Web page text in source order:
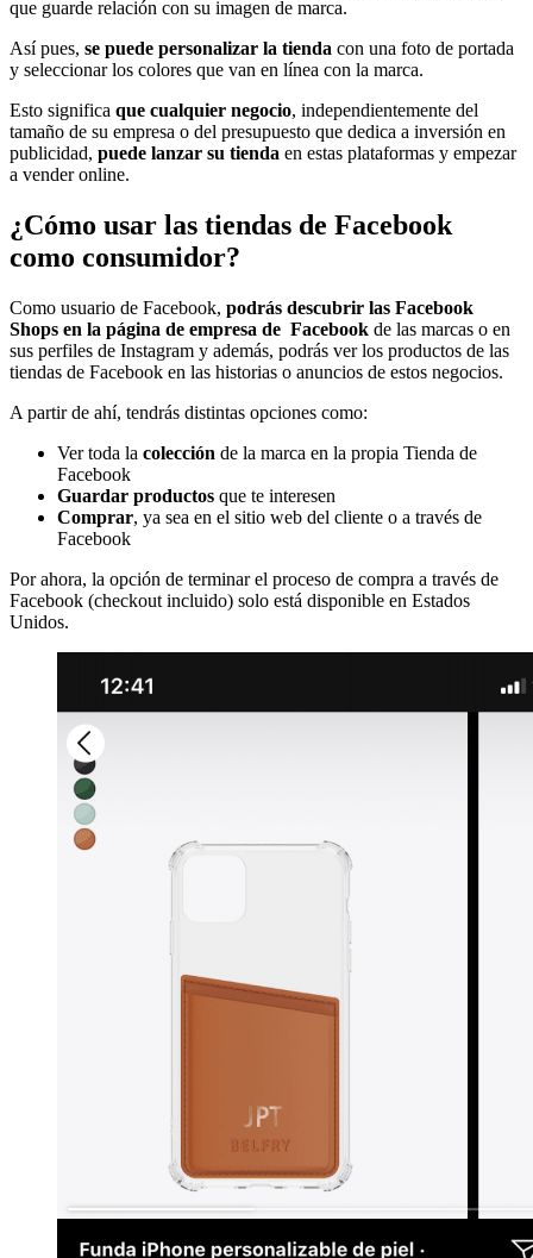
que guarde relación con su imagen de marca.
Así pues, se puede personalizar la tienda con una foto de portada
y seleccionar los colores que van en línea con la marca.
Esto significa que cualquier negocio, independientemente del
tamaño de su empresa o del presupuesto que dedica a inversión en
publicidad, puede lanzar su tienda en estas plataformas y empezar
a vender online.
¿Cómo usar las tiendas de Facebook
como consumidor?
Como usuario de Facebook, podrás descubrir las Facebook
Shops en la página de empresa de Facebook de las marcas o en
sus perfiles de Instagram y además, podrás ver los productos de las
tiendas de Facebook en las historias o anuncios de estos negocios.
A partir de ahí, tendrás distintas opciones como:
Ver toda la colección de la marca en la propia Tienda de
Facebook
Guardar productos que te interesen
Comprar, ya sea en el sitio web del cliente o a través de
Facebook
Por ahora, la opción de terminar el proceso de compra a través de
Facebook (checkout incluido) solo está disponible en Estados
Unidos.